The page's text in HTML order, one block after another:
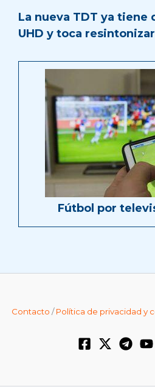
La nueva TDT ya tiene
UHD y toca
Fútbol por
Contacto /Política de privacidad y